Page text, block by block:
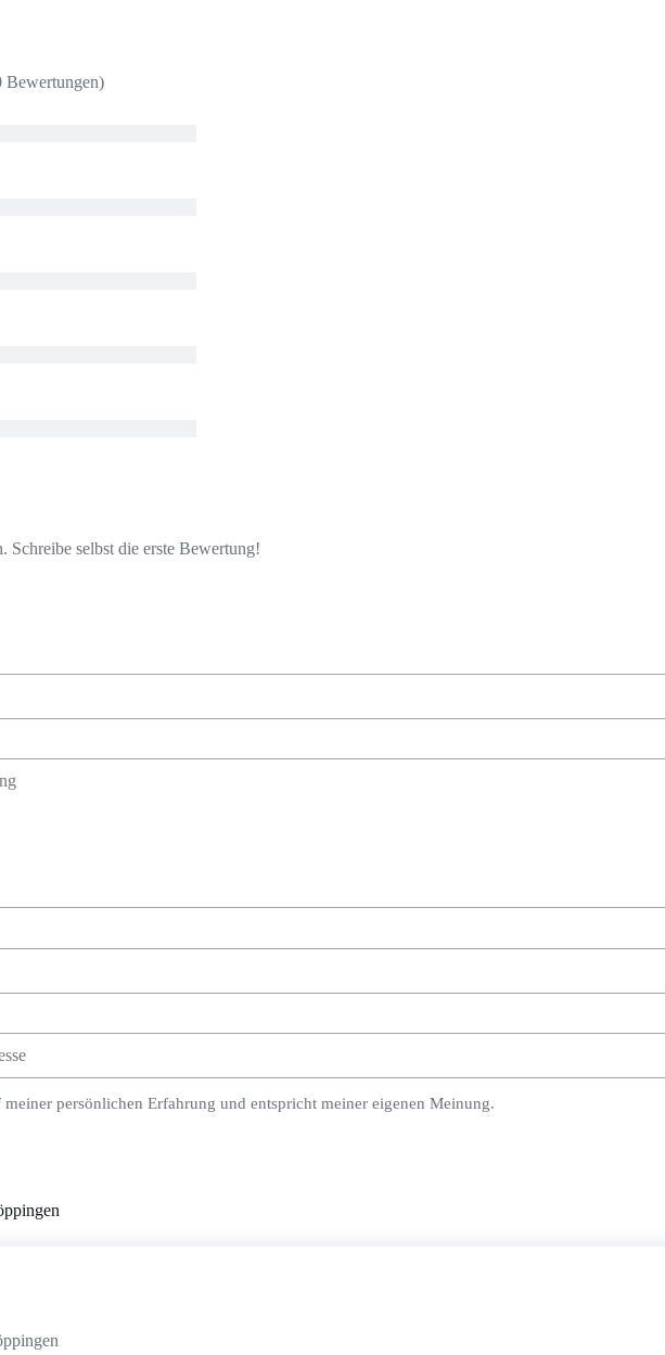
Bewertungen)
Schreibe selbst die erste Bewertung!
persönlichen Erfahrung und entspricht meiner eigenen Meinung.